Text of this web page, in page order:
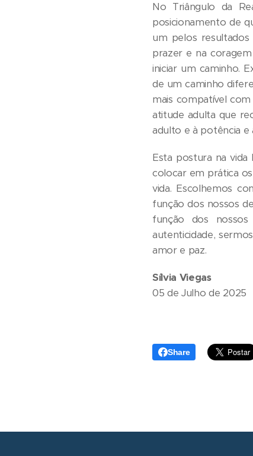
No Triângulo da
posicionamento de
um pelos
prazer e na
iniciar um caminho.
de um caminho
mais compatível
atitude adulta que
adulto e à potência e
Esta postura na
colocar em prática
vida. Escolhemos
função dos nossos
função dos
autenticidade,
amor e paz.
Sílvia Viegas
05 de Julho de 2025
Share